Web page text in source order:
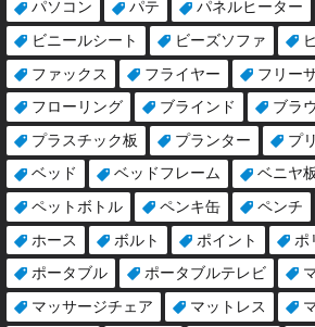
パソコン
パテ パネルヒーター
ビニールシート
ビーズソファ
ファックス
フライヤー フリー
フローリング
ブラインド ブラ
プラスチック板
プランター プ
ベッド
ベッドフレーム ベニヤ板
ペットボトル
ペンキ缶 ペンチ
ホース
ボルト ポイント
ポ
ポータブル
ポータブルテレビ
マッサージチェア
マットレス